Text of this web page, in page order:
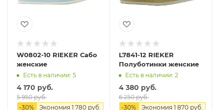
W0802-10 RIEKER Сабо
женские
Есть в наличии: 5
4 170 руб.
5 950 руб.
-30% Экономия 1 780 руб.
L7841-12 RIEKER
Полуботинки женские
Есть в наличии: 2
4 380 руб.
6 250 руб.
-30% Экономия 1 870 руб.